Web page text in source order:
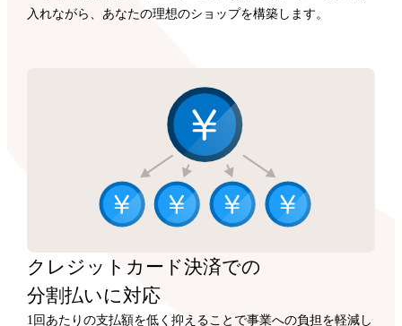
入れながら、あなたの理想のショップを構築します。
クレジットカード決済での
分割払いに対応
1回あたりの支払額を低く抑えることで事業への負担を軽減し